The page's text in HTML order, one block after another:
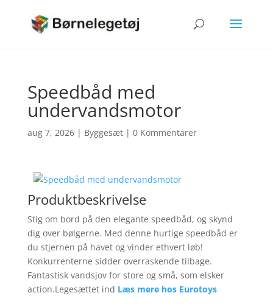
Speedbåd med
undervandsmotor
aug 7, 2026| Byggesæt| 0 Kommentarer
Produktbeskrivelse
Stig om bord på den elegante speedbåd, og skynd
dig over bølgerne. Med denne hurtige speedbåd er
du stjernen på havet og vinder ethvert løb!
Konkurrenterne sidder overraskende tilbage.
Fantastisk vandsjov for store og små, som elsker
action.Legesættet ind Læs mere hos Eurotoys